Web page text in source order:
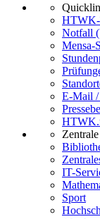
HTWK-
Notfall
Mensa-
E-Mail /
IT-
Sport